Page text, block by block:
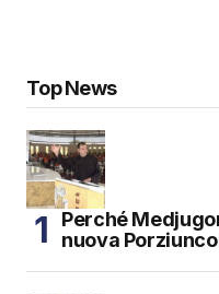
Top News
Perché
nuova